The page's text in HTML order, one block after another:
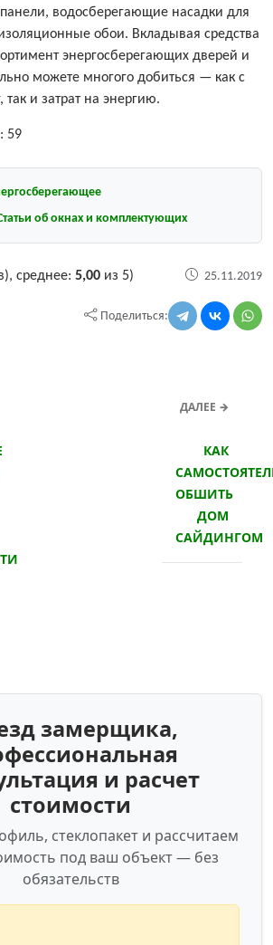
водосберегающие насадки для
обои. Вкладывая средства
энергосберегающих дверей и
можете многого добиться — как с
так и затрат на энергию.
59
об окнах и комплектующих
среднее: 5,00 из 5) 25.11.2019
Поделиться:
ДАЛЕЕ →
КАК
ОБШИТЬ
ДОМ
САЙДИНГОМ
замерщика,
и расчет
стоимости
стеклопакет и рассчитаем
под ваш объект — без
обязательств